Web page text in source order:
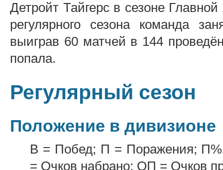
Детройт Тайгерс в сезоне
регулярного сезона команда
выиграв 60 матчей в 144
попала.
Регулярный сезон
Положение в дивизионе
В = Побед; П = Поражения;
= Очков набрано; ОП = Очков